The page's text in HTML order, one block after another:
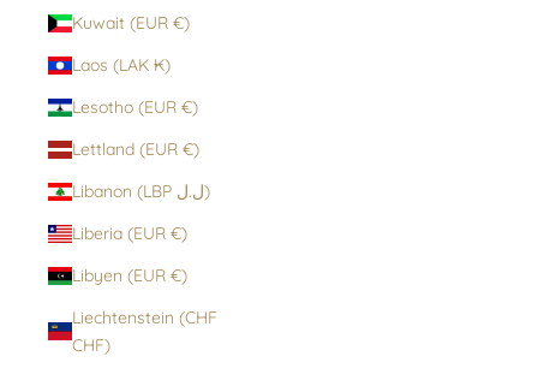
Kuwait (EUR €)
Laos (LAK ₭)
Lesotho (EUR €)
Lettland (EUR €)
Libanon (LBP ل.ل)
Liberia (EUR €)
Libyen (EUR €)
Liechtenstein (CHF
CHF)